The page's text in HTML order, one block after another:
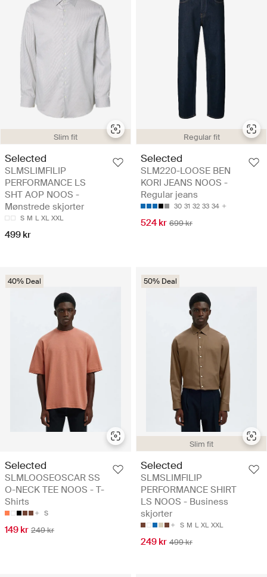
Slim fit
Selected
SLMSLIMFILIP
PERFORMANCE LS
SHT AOP NOOS -
Mønstrede skjorter
S M L XL XXL
499 kr
Regular fit
Selected
SLM220-LOOSE BEN
KORI JEANS NOOS -
Regular jeans
30 31 32 33 34
524 kr 699 kr
40% Deal
Selected
SLMLOOSEOSCAR SS
O-NECK TEE NOOS - T-
Shirts
S
149 kr 249 kr
Slim fit
50% Deal
Selected
SLMSLIMFILIP
PERFORMANCE SHIRT
LS NOOS - Business
skjorter
S M L XL XXL
249 kr 499 kr